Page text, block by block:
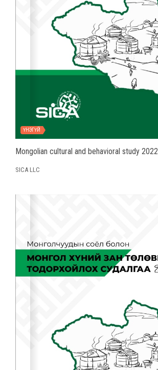
ҮНЭГҮЙ
Mongolian cultural and behavioral study 2022
SICA LLC